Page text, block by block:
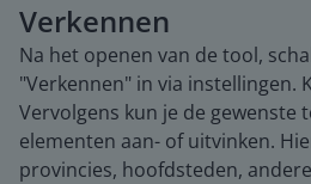
Verkennen
Na het openen van de tool,
"Verkennen" in via instellingen.
Vervolgens kun je de gewenste
elementen aan- of uitvinken.
provincies, hoofdsteden,